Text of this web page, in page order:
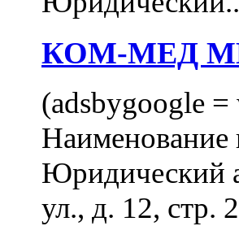
КОМ-МЕД
(adsbygoogle
Юридический
ул., д. 12, стр.